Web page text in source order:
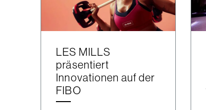
LES MILLS
präsentiert
Innovationen auf der
FIBO